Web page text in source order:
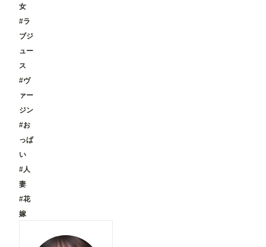
女
#ラ
ブジ
ュー
ス
#ヴ
ァー
ジン
#お
っぱ
い
#人
妻
#花
嫁